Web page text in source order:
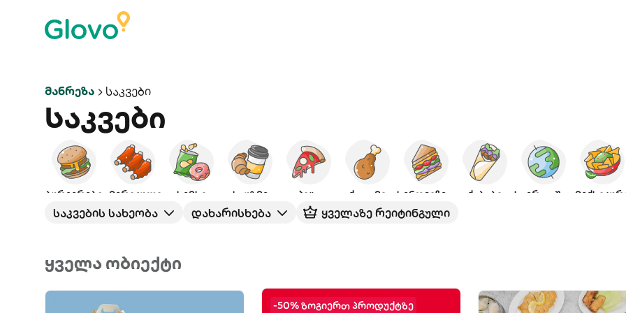
Მანრეზა Საკვები
Საკვები
ბურგერები ამერიკული ხემსი საუზმე პიცა ქათამი ქაბაბი
საკვების სახეობა დახარისხება ყველაზე რეიტინგული
ყველა ობიექტი
-50% ზოგიერთ პროდუქტზე